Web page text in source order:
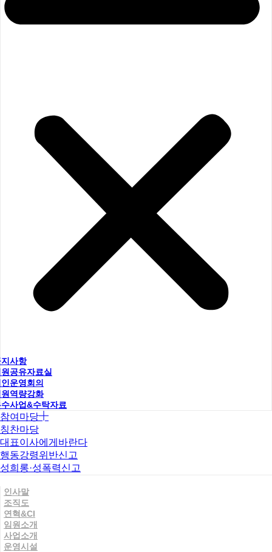
사항
공유자료실
운영회의
역량강화
사업&수탁자료
참여마당
칭찬마당
대표이사에게바란다
행동강령위반신고
성희롱·성폭력신고
인사말
조직도
연혁&CI
임원소개
사업소개
운영시설